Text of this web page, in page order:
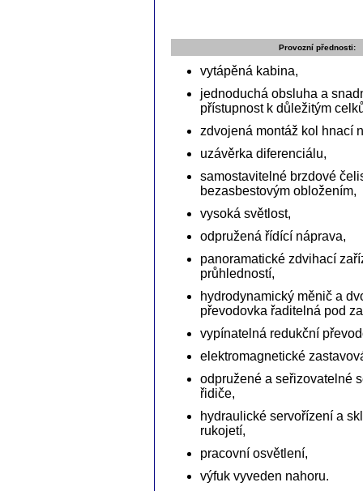
Provozní přednosti:
vytápěná kabina,
jednoduchá obsluha a
přístupnost k důležitým
zdvojená montáž kol hnací
uzávěrka diferenciálu,
samostavitelné brzdové
bezasbestovým obložením,
vysoká světlost,
odpružená řídící náprava,
panoramatické zdvihací
průhledností,
hydrodynamický měnič a
převodovka řaditelná pod
vypínatelná redukční
elektromagnetické
odpružené a seřizovatelné
řidiče,
hydraulické servořízení a
rukojetí,
pracovní osvětlení,
výfuk vyveden nahoru.